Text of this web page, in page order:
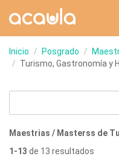
Inicio Posgrado
Turismo, Gastronomía y
Maestrias / Masterss de
1-13 de 13 resultados